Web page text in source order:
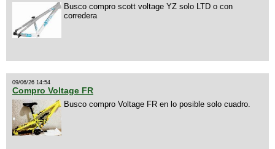
Busco compro scott voltage YZ solo LTD o con
corredera
09/06/26 14:54
Compro Voltage FR
Busco compro Voltage FR en lo posible solo cuadro.